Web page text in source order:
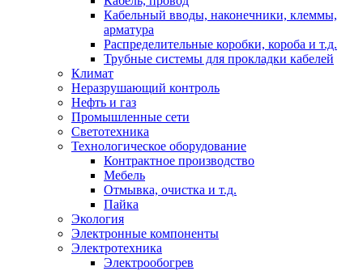
Кабельный вводы, наконечники, клеммы,
арматура
Распределительные коробки, короба и т.д.
Трубные системы для прокладки кабелей
Климат
Неразрушающий контроль
Нефть и газ
Промышленные сети
Светотехника
Технологическое оборудование
Контрактное производство
Мебель
Отмывка, очистка и т.д.
Пайка
Экология
Электронные компоненты
Электротехника
Электрообогрев